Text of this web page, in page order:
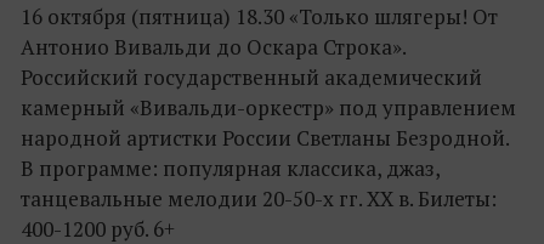
16 октября (пятница) 18.30 «Только шлягеры! От
Антонио Вивальди до Оскара Строка».
Российский государственный академический
камерный «Вивальди-оркестр» под управлением
народной артистки России Светланы Безродной.
В программе: популярная классика, джаз,
танцевальные мелодии 20-50-х гг. XX в. Билеты:
400-1200 руб. 6+